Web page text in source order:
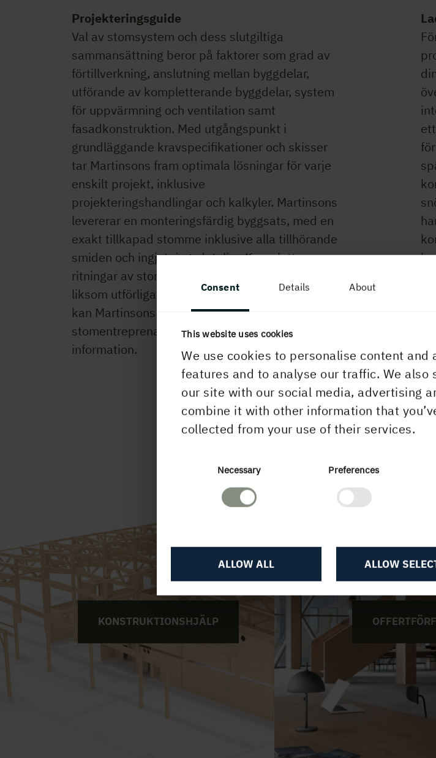
Consent Details About
This website uses cookies
We use cookies to personalise content
features and to analyse our traffic. We
our site with our social media, advertising
combine it with other information that
collected from your use of their services.
Necessary Preferences
ALLOW
ALLOW ALL
Projekteringsguide
Val av stomsystem och dess slutgiltiga
sammansättning beror på faktorer som grad av
förtillverkning, anslutning mellan byggdelar,
utförande av kompletterande byggdelar, system
för uppvärmning och ventilation samt
fasadkonstruktion. Med utgångspunkt i
grundläggande kravspecifikationer och skisser
tar Martinsons fram optimala lösningar för varje
enskilt projekt, inklusive
projekteringshandlingar och kalkyler. Martinsons
levererar en monteringsfärdig byggsats, med en
exakt tillkapad stomme inklusive alla tillhörande
smiden och ingjutningsdetaljer. Kompletta
ritningar av stomme och detaljer medföljer,
liksom utförliga montageanvisningar. Vid behov
kan Martinsons stå för hela
stomentreprenaden.Kontakta ossför mer
information.
KONSTRUKTIONSHJÄLP